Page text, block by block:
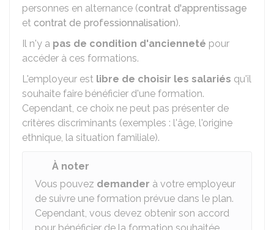
personnes en alternance (contrat d'apprentissage
et contrat de professionnalisation).
Il n'y a pas de condition d'ancienneté pour
accéder à ces formations.
L'employeur est libre de choisir les salariés qu'il
souhaite faire bénéficier d'une formation.
Cependant, ce choix ne peut pas présenter de
critères discriminants (exemples : l'âge, l'origine
ethnique, la situation familiale).
À noter
Vous pouvez demander à votre employeur
de suivre une formation prévue dans le plan.
Cependant, vous devez obtenir son accord